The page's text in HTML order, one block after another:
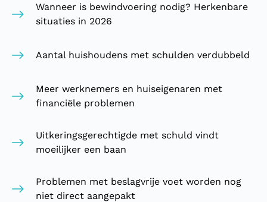
Wanneer is bewindvoering nodig? Herkenbare
situaties in 2026
Aantal huishoudens met schulden verdubbeld
Meer werknemers en huiseigenaren met
financiële problemen
Uitkeringsgerechtigde met schuld vindt
moeilijker een baan
Problemen met beslagvrije voet worden nog
niet direct aangepakt